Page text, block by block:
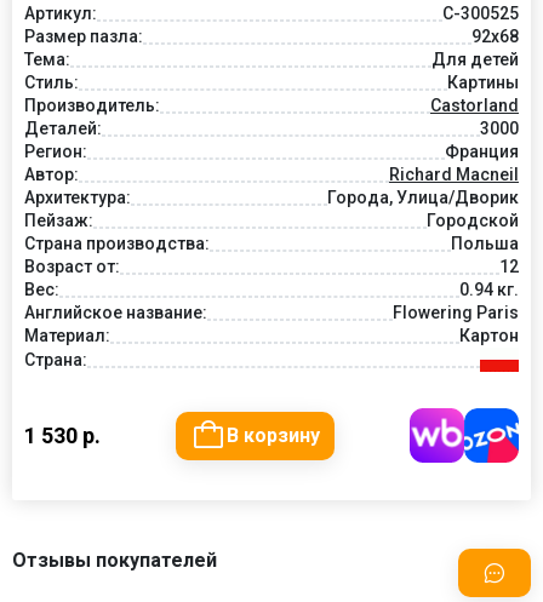
Артикул:
C-300525
Размер пазла:
92x68
Тема:
Для детей
Стиль:
Картины
Производитель:
Castorland
Деталей:
3000
Регион:
Франция
Автор:
Richard Macneil
Архитектура:
Города, Улица/Дворик
Пейзаж:
Городской
Страна производства:
Польша
Возраст от:
12
Вес:
0.94 кг.
Английское название:
Flowering Paris
Материал:
Картон
Страна:
1 530 р. В корзину
Отзывы покупателей